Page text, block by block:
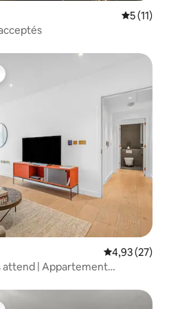
5 (11)
Évaluation
4,93 (27)
attend | Appartement